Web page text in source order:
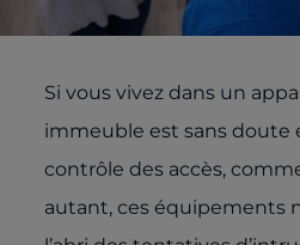
Si vous vivez dans un
immeuble est sans doute
contrôle des accès,
autant, ces équipements